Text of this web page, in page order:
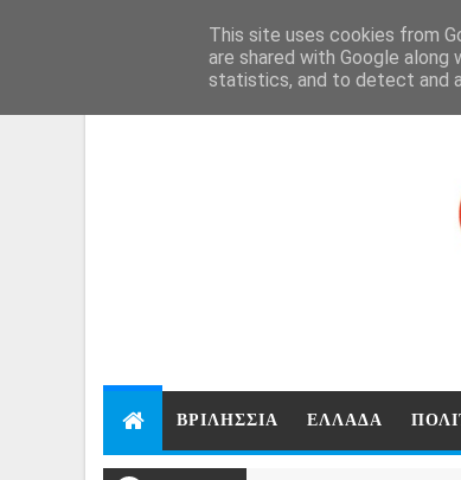
ΒΡΙΛΗΣΣΙΑ ΕΛΛΑΔΑ
This site uses cookies from
are shared with Google
statistics, and to detect and